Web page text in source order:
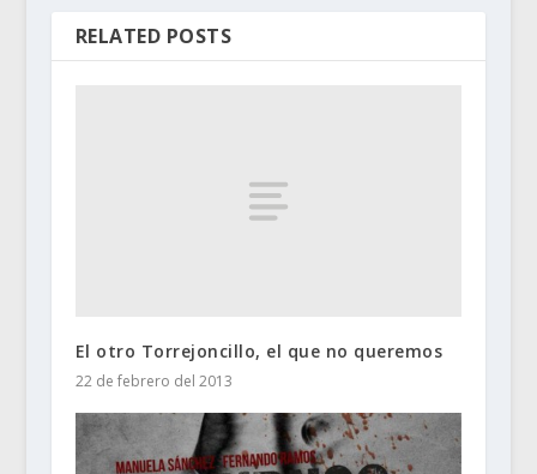
RELATED POSTS
El otro Torrejoncillo, el que no queremos
22 de febrero del 2013